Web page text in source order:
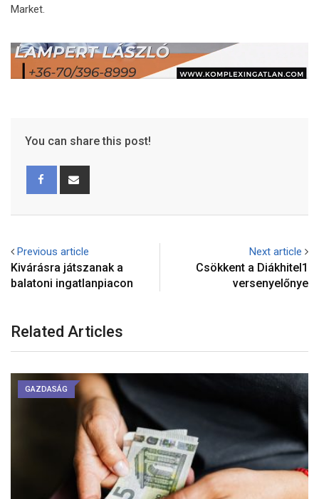
Market.
You can share this post!
Previous article
Kivárásra játszanak a
balatoni ingatlanpiacon
Next article
Csökkent a Diákhitel1
versenyelőnye
Related Articles
GAZDASÁG